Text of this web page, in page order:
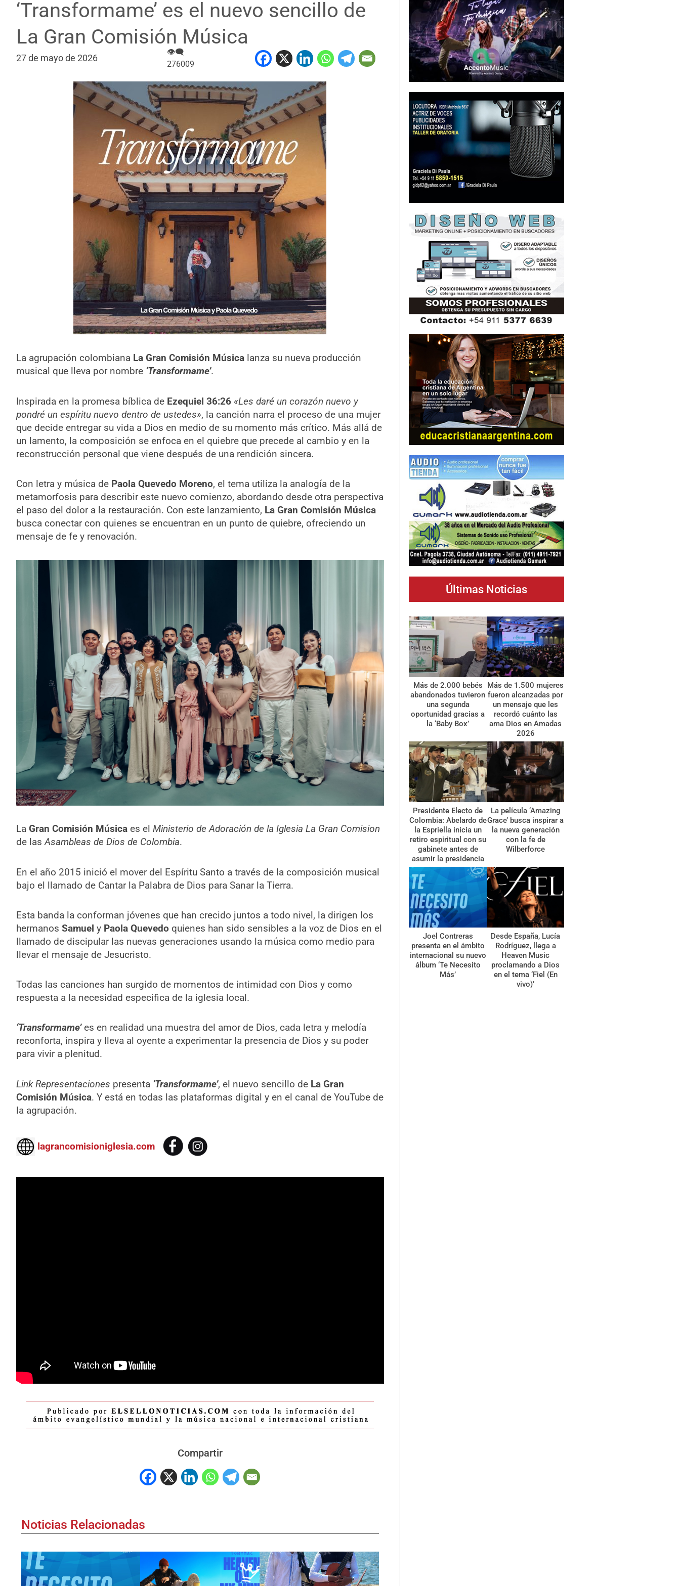
‘Transformame’ es el nuevo sencillo de
La Gran Comisión Música
27 de mayo de 2026
👁‍🗨
276009
La agrupación colombiana La Gran Comisión Músicalanza su nueva producción
musical que lleva por nombre ‘Transformame’.
Inspirada en la promesa bíblica de Ezequiel 36:26 «Les daré un corazón nuevo y
pondré un espíritu nuevo dentro de ustedes», la canción narra el proceso de una mujer
que decide entregar su vida a Dios en medio de su momento más crítico. Más allá de
un lamento, la composición se enfoca en el quiebre que precede al cambio y en la
reconstrucción personal que viene después de una rendición sincera.
Con letra y música de Paola Quevedo Moreno, el tema utiliza la analogía de la
metamorfosis para describir este nuevo comienzo, abordando desde otra perspectiva
el paso del dolor a la restauración. Con este lanzamiento, La Gran Comisión Música
busca conectar con quienes se encuentran en un punto de quiebre, ofreciendo un
mensaje de fe y renovación.
La Gran Comisión Músicaes el Ministerio de Adoración de la Iglesia La Gran Comision
de lasAsambleas de Dios de Colombia.
En el año 2015 inició el mover del Espíritu Santo a través de la composición musical
bajo el llamado de Cantar la Palabra de Dios para Sanar la Tierra.
Esta banda la conforman jóvenes que han crecido juntos a todo nivel, la dirigen los
hermanos Samuel y Paola Quevedo quienes han sido sensibles a la voz de Dios en el
llamado de discipular las nuevas generaciones usando la música como medio para
llevar el mensaje de Jesucristo.
Todas las canciones han surgido de momentos de intimidad con Dios y como
respuesta a la necesidad especifica de la iglesia local.
‘Transformame’ es en realidad una muestra del amor de Dios, cada letra y melodía
reconforta, inspira y lleva al oyente a experimentar la presencia de Dios y su poder
para vivir a plenitud.
Link Representaciones presenta ‘Transformame’, el nuevo sencillo de La Gran
Comisión Música. Y está en todas las plataformas digital y en el canal de YouTube de
la agrupación.
lagrancomisioniglesia.com
Compartir
Noticias Relacionadas
Últimas Noticias
Más de 2.000 bebés
abandonados tuvieron
una segunda
oportunidad gracias a
la ‘Baby Box’
Más de 1.500 mujeres
fueron alcanzadas por
un mensaje que les
recordó cuánto las
ama Dios en Amadas
2026
Presidente Electo de
Colombia: Abelardo de
la Espriella inicia un
retiro espiritual con su
gabinete antes de
asumir la presidencia
La película ‘Amazing
Grace’ busca inspirar a
la nueva generación
con la fe de
Wilberforce
Joel Contreras
presenta en el ámbito
internacional su nuevo
álbum ‘Te Necesito
Más’
Desde España, Lucía
Rodríguez, llega a
Heaven Music
proclamando a Dios
en el tema ‘Fiel (En
vivo)’